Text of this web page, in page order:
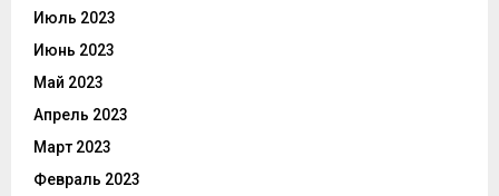
Июль 2023
Июнь 2023
Май 2023
Апрель 2023
Март 2023
Февраль 2023